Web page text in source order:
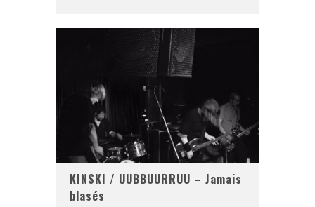
KINSKI / UUBBUURRUU – Jamais
blasés